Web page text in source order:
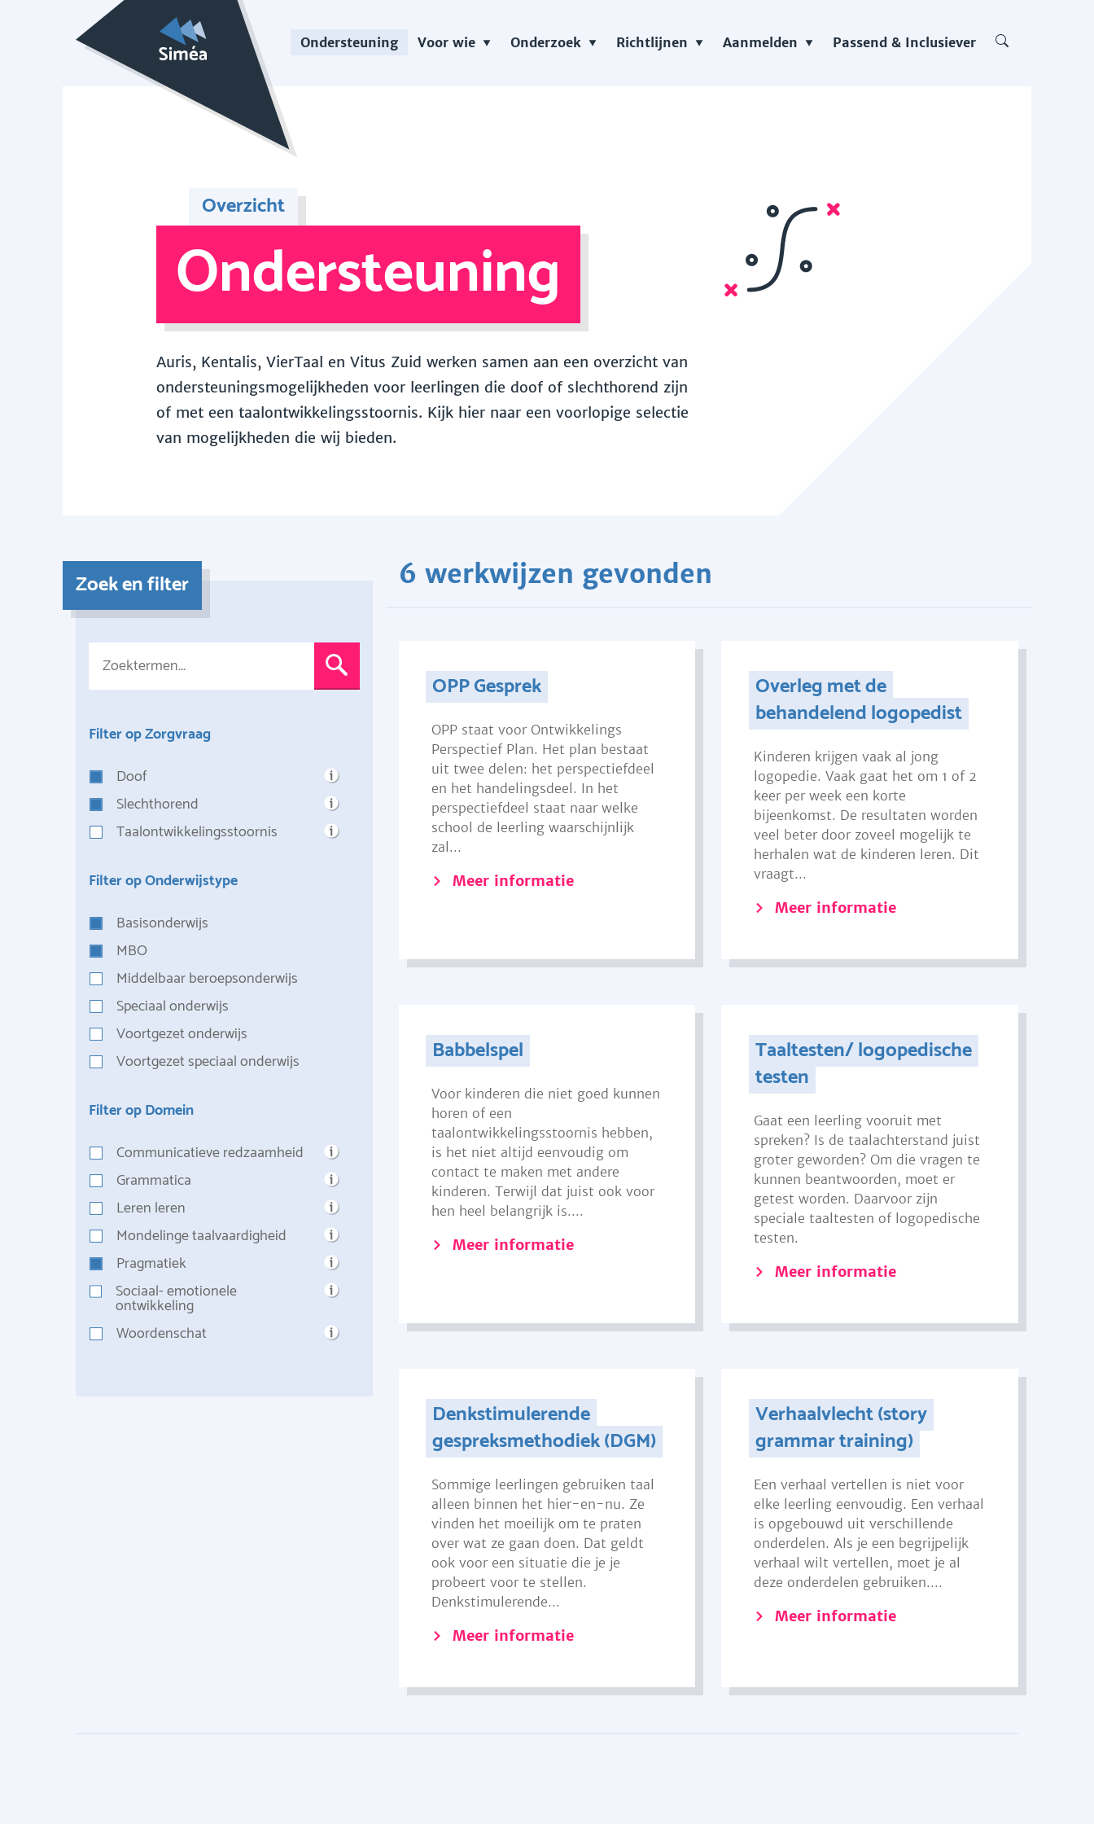
Ondersteuning Voor wie Onderzoek Richtlijnen Aanmelden Passend & Inclusiever
Overzicht
Ondersteuning
Auris, Kentalis, VierTaal en Vitus Zuid werken samen aan een overzicht van
ondersteuningsmogelijkheden voor leerlingen die doof of slechthorend zijn
of met een taalontwikkelingsstoornis. Kijk hier naar een voorlopige selectie
van mogelijkheden die wij bieden.
Zoek en filter
Filter op Zorgvraag
Doof
Slechthorend
Taalontwikkelingsstoornis
Filter op Onderwijstype
Basisonderwijs
MBO
Middelbaar beroepsonderwijs
Speciaal onderwijs
Voortgezet onderwijs
Voortgezet speciaal onderwijs
Filter op Domein
Communicatieve redzaamheid
Grammatica
Leren leren
Mondelinge taalvaardigheid
Pragmatiek
Sociaal- emotionele
ontwikkeling
Woordenschat
6 werkwijzen gevonden
OPP Gesprek
OPP staat voor Ontwikkelings
Perspectief Plan. Het plan bestaat
uit twee delen: het perspectiefdeel
en het handelingsdeel. In het
perspectiefdeel staat naar welke
school de leerling waarschijnlijk
zal...
Meer informatie
Overleg met de
behandelend logopedist
Kinderen krijgen vaak al jong
logopedie. Vaak gaat het om 1 of 2
keer per week een korte
bijeenkomst. De resultaten worden
veel beter door zoveel mogelijk te
herhalen wat de kinderen leren. Dit
vraagt...
Meer informatie
Babbelspel
Voor kinderen die niet goed kunnen
horen of een
taalontwikkelingsstoornis hebben,
is het niet altijd eenvoudig om
contact te maken met andere
kinderen. Terwijl dat juist ook voor
hen heel belangrijk is....
Meer informatie
Taaltesten/ logopedische
testen
Gaat een leerling vooruit met
spreken? Is de taalachterstand juist
groter geworden? Om die vragen te
kunnen beantwoorden, moet er
getest worden. Daarvoor zijn
speciale taaltesten of logopedische
testen.
Meer informatie
Denkstimulerende
gespreksmethodiek (DGM)
Sommige leerlingen gebruiken taal
alleen binnen het hier-en-nu. Ze
vinden het moeilijk om te praten
over wat ze gaan doen. Dat geldt
ook voor een situatie die je je
probeert voor te stellen.
Denkstimulerende...
Meer informatie
Verhaalvlecht (story
grammar training)
Een verhaal vertellen is niet voor
elke leerling eenvoudig. Een verhaal
is opgebouwd uit verschillende
onderdelen. Als je een begrijpelijk
verhaal wilt vertellen, moet je al
deze onderdelen gebruiken....
Meer informatie